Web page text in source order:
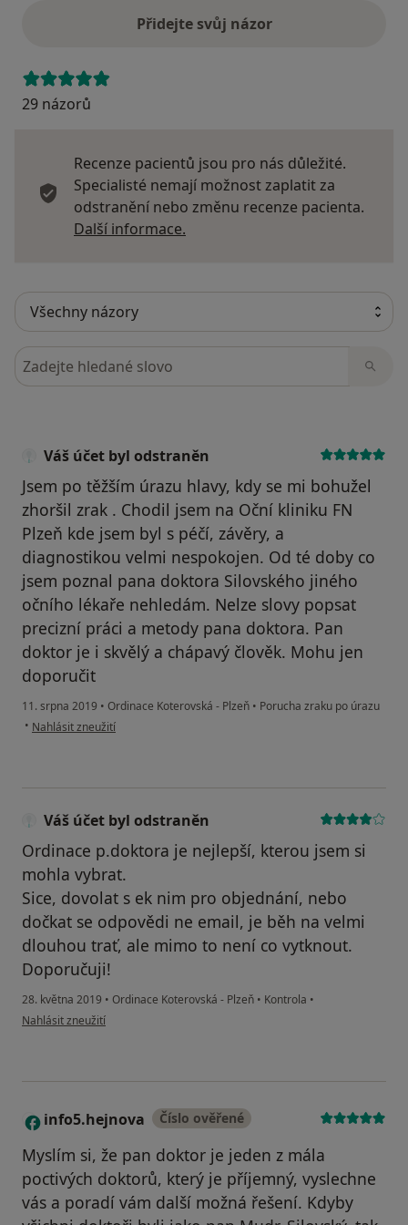
Přidejte svůj názor
29 názorů
Recenze pacientů jsou pro nás důležité.
Specialisté nemají možnost zaplatit za
odstranění nebo změnu recenze pacienta.
Další informace.
Hledejte v názorech
Váš účet byl odstraněn
Jsem po těžším úrazu hlavy, kdy se mi bohužel
zhoršil zrak . Chodil jsem na Oční kliniku FN
Plzeň kde jsem byl s péčí, závěry, a
diagnostikou velmi nespokojen. Od té doby co
jsem poznal pana doktora Silovského jiného
očního lékaře nehledám. Nelze slovy popsat
precizní práci a metody pana doktora. Pan
doktor je i skvělý a chápavý člověk. Mohu jen
doporučit
11. srpna 2019 • Ordinace Koterovská - Plzeň • Porucha zraku po úrazu
• podle názoru uživatele Váš účet byl odstraněn
Nahlásit zneužití
Váš účet byl odstraněn
Ordinace p.doktora je nejlepší, kterou jsem si
mohla vybrat.
Sice, dovolat s ek nim pro objednání, nebo
dočkat se odpovědi ne email, je běh na velmi
dlouhou trať, ale mimo to není co vytknout.
Doporučuji!
28. května 2019 • Ordinace Koterovská - Plzeň • Kontrola •
podle názoru uživatele Váš účet byl odstraněn
Nahlásit zneužití
I info5.hejnova Číslo ověřené
Myslím si, že pan doktor je jeden z mála
poctivých doktorů, který je příjemný, vyslechne
vás a poradí vám další možná řešení. Kdyby